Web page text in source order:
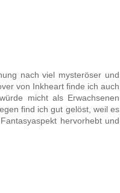
nach viel mysteröser und
von Inkheart finde ich auch
micht als Erwachsenen
find ich gut gelöst, weil es
hervorhebt und